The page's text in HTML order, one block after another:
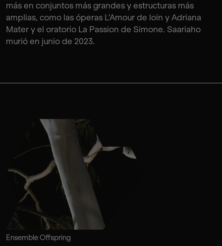
más en conjuntos más grandes y estructuras más
amplias, como las óperas L'Amour de loin y Adriana
Mater y el oratorio La Passion de Simone. Saariaho
murió en junio de 2023.
Ensemble Offspring